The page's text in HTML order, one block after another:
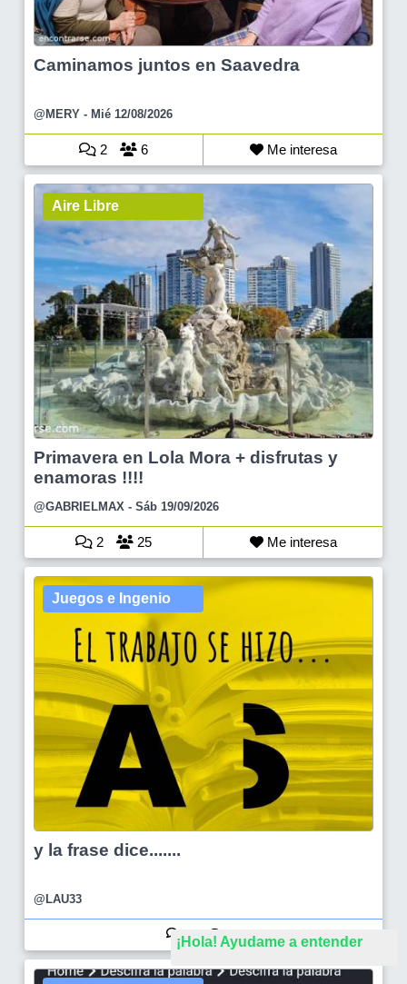
¡Hola! Ayudame a entender
Caminamos juntos en Saavedra
@MERY - Mié 12/08/2026
2 6 Me interesa
Aire Libre
Primavera en Lola Mora + disfrutas y
enamoras !!!!
@GABRIELMAX - Sáb 19/09/2026
2 25 Me interesa
Juegos e Ingenio
y la frase dice.......
@LAU33
9 16